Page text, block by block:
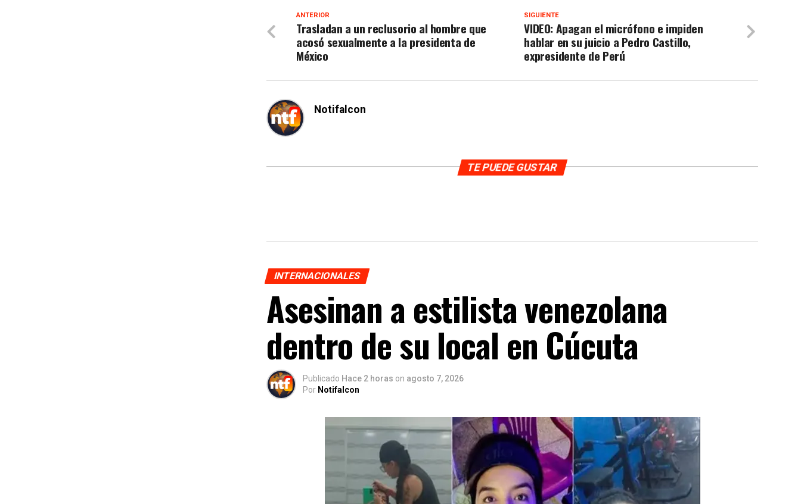
SIGUIENTE
VIDEO: Apagan el micrófono e impiden
hablar en su juicio a Pedro Castillo,
expresidente de Perú
ANTERIOR
Trasladan a un reclusorio al hombre que
acosó sexualmente a la presidenta de
México
Notifalcon
TE PUEDE GUSTAR
INTERNACIONALES
Asesinan a estilista venezolana
dentro de su local en Cúcuta
Publicado Hace 2 horas on agosto 7, 2026
Por Notifalcon